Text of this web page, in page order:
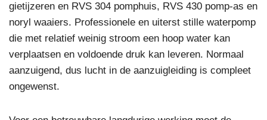
gietijzeren en RVS 304 pomphuis, RVS 430 pomp-as en
noryl waaiers. Professionele en uiterst stille waterpomp
die met relatief weinig stroom een hoop water kan
verplaatsen en voldoende druk kan leveren. Normaal
aanzuigend, dus lucht in de aanzuigleiding is compleet
ongewenst.